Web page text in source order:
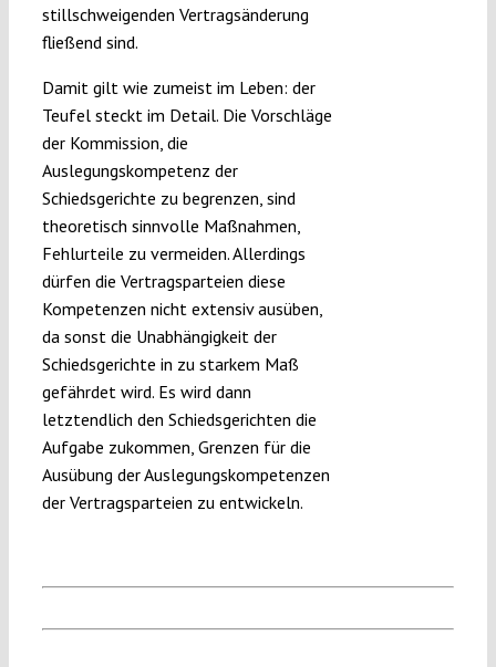
stillschweigenden Vertragsänderung
fließend sind.
Damit gilt wie zumeist im Leben: der
Teufel steckt im Detail. Die Vorschläge
der Kommission, die
Auslegungskompetenz der
Schiedsgerichte zu begrenzen, sind
theoretisch sinnvolle Maßnahmen,
Fehlurteile zu vermeiden. Allerdings
dürfen die Vertragsparteien diese
Kompetenzen nicht extensiv ausüben,
da sonst die Unabhängigkeit der
Schiedsgerichte in zu starkem Maß
gefährdet wird. Es wird dann
letztendlich den Schiedsgerichten die
Aufgabe zukommen, Grenzen für die
Ausübung der Auslegungskompetenzen
der Vertragsparteien zu entwickeln.